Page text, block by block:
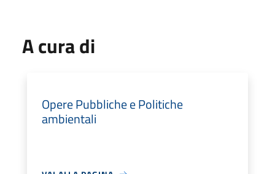
A cura di
Opere Pubbliche e Politiche
ambientali